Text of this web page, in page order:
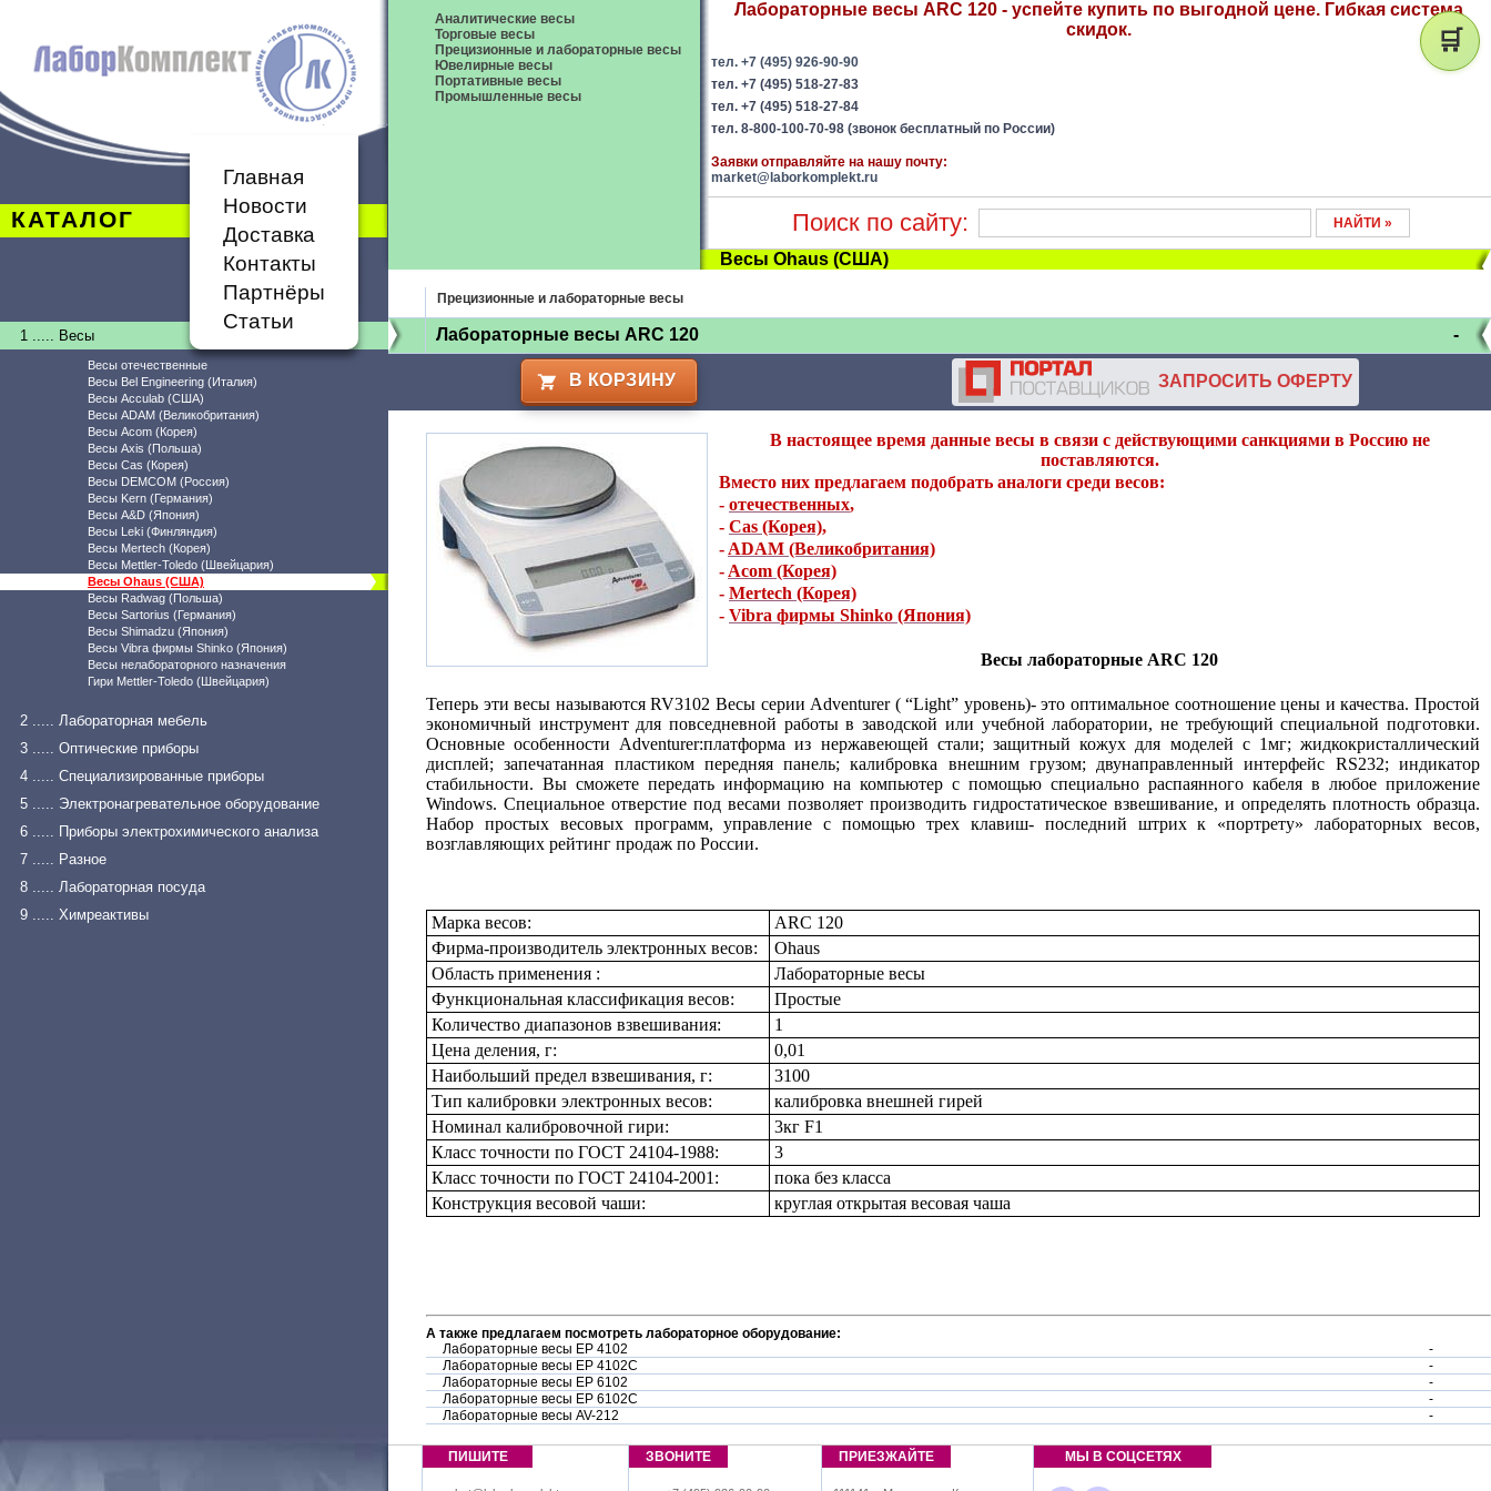
КАТАЛОГ
Главная
Новости
Доставка
Контакты
Партнёры
Статьи
1 ..... Весы
Весы отечественные
Весы Bel Engineering (Италия)
Весы Acculab (США)
Весы ADAM (Великобритания)
Весы Acom (Корея)
Весы Axis (Польша)
Весы Cas (Корея)
Весы DEMCOM (Россия)
Весы Kern (Германия)
Весы A&D (Япония)
Весы Leki (Финляндия)
Весы Mertech (Корея)
Весы Mettler-Toledo (Швейцария)
Весы Ohaus (США)
Весы Radwag (Польша)
Весы Sartorius (Германия)
Весы Shimadzu (Япония)
Весы Vibra фирмы Shinko (Япония)
Весы нелабораторного назначения
Гири Mettler-Toledo (Швейцария)
2 ..... Лабораторная мебель
3 ..... Оптические приборы
4 ..... Специализированные приборы
5 ..... Электронагревательное оборудование
6 ..... Приборы электрохимического анализа
7 ..... Разное
8 ..... Лабораторная посуда
9 ..... Химреактивы
Аналитические весы
Торговые весы
Прецизионные и лабораторные весы
Ювелирные весы
Портативные весы
Промышленные весы
Лабораторные весы ARC 120 - успейте купить по выгодной цене. Гибкая система
скидок.
тел. +7 (495) 926-90-90
тел. +7 (495) 518-27-83
тел. +7 (495) 518-27-84
тел. 8-800-100-70-98 (звонок бесплатный по России)
Заявки отправляйте на нашу почту:
market@laborkomplekt.ru
Поиск по сайту:
Весы Ohaus (США)
Прецизионные и лабораторные весы
Лабораторные весы ARC 120 -
В КОРЗИНУ ЗАПРОСИТЬ ОФЕРТУ
В настоящее время данные весы в связи с действующими санкциями в Россию не
поставляются.
Вместо них предлагаем подобрать аналоги среди весов:
- отечественных,
- Cas (Корея),
- ADAM (Великобритания)
- Acom (Корея)
- Mertech (Корея)
- Vibra фирмы Shinko (Япония)
Весы лабораторные ARC 120
Теперь эти весы называются RV3102 Весы серии Adventurer ( “Light” уровень)- это оптимальное соотношение цены и качества. Простой
экономичный инструмент для повседневной работы в заводской или учебной лаборатории, не требующий специальной подготовки.
Основные особенности Adventurer:платформа из нержавеющей стали; защитный кожух для моделей с 1мг; жидкокристаллический
дисплей; запечатанная пластиком передняя панель; калибровка внешним грузом; двунаправленный интерфейс RS232; индикатор
стабильности. Вы сможете передать информацию на компьютер с помощью специально распаянного кабеля в любое приложение
Windows. Специальное отверстие под весами позволяет производить гидростатическое взвешивание, и определять плотность образца.
Набор простых весовых программ, управление с помощью трех клавиш- последний штрих к «портрету» лабораторных весов,
возглавляющих рейтинг продаж по России.
Марка весов:
ARC 120
Фирма-производитель электронных весов:
Ohaus
Область применения :
Лабораторные весы
Функциональная классификация весов:
Простые
Количество диапазонов взвешивания:
1
Цена деления, г:
0,01
Наибольший предел взвешивания, г:
3100
Тип калибровки электронных весов:
калибровка внешней гирей
Номинал калибровочной гири:
3кг F1
Класс точности по ГОСТ 24104-1988:
3
Класс точности по ГОСТ 24104-2001:
пока без класса
Конструкция весовой чаши:
круглая открытая весовая чаша
А также предлагаем посмотреть лабораторное оборудование:
Лабораторные весы EP 4102
-
Лабораторные весы EP 4102C
-
Лабораторные весы EP 6102
-
Лабораторные весы EP 6102C
-
Лабораторные весы AV-212
-
ПИШИТЕ ЗВОНИТЕ ПРИЕЗЖАЙТЕ МЫ В СОЦСЕТЯХ
🛒